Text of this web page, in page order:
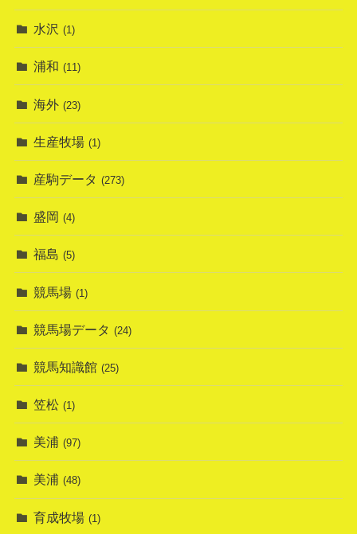
水沢 (1)
浦和 (11)
海外 (23)
生産牧場 (1)
産駒データ (273)
盛岡 (4)
福島 (5)
競馬場 (1)
競馬場データ (24)
競馬知識館 (25)
笠松 (1)
美浦 (97)
美浦 (48)
育成牧場 (1)